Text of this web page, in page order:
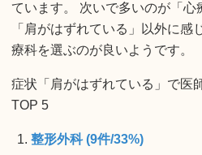
ています。 次いで多いのが「心
「肩がはずれている」以外に感
療科を選ぶのが良いようです。
症状「肩がはずれている」で医
TOP 5
整形外科 (9件/33%)